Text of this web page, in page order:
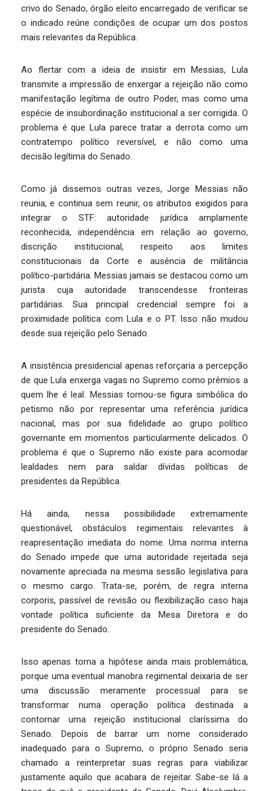
crivo do Senado, órgão eleito encarregado de verificar se
o indicado reúne condições de ocupar um dos postos
mais relevantes da República.
Ao flertar com a ideia de insistir em Messias, Lula
transmite a impressão de enxergar a rejeição não como
manifestação legítima de outro Poder, mas como uma
espécie de insubordinação institucional a ser corrigida. O
problema é que Lula parece tratar a derrota como um
contratempo político reversível, e não como uma
decisão legítima do Senado.
Como já dissemos outras vezes, Jorge Messias não
reunia, e continua sem reunir, os atributos exigidos para
integrar o STF: autoridade jurídica amplamente
reconhecida, independência em relação ao governo,
discrição institucional, respeito aos limites
constitucionais da Corte e ausência de militância
político-partidária. Messias jamais se destacou como um
jurista cuja autoridade transcendesse fronteiras
partidárias. Sua principal credencial sempre foi a
proximidade política com Lula e o PT. Isso não mudou
desde sua rejeição pelo Senado.
A insistência presidencial apenas reforçaria a percepção
de que Lula enxerga vagas no Supremo como prêmios a
quem lhe é leal. Messias tornou-se figura simbólica do
petismo não por representar uma referência jurídica
nacional, mas por sua fidelidade ao grupo político
governante em momentos particularmente delicados. O
problema é que o Supremo não existe para acomodar
lealdades nem para saldar dívidas políticas de
presidentes da República.
Há ainda, nessa possibilidade extremamente
questionável, obstáculos regimentais relevantes à
reapresentação imediata do nome. Uma norma interna
do Senado impede que uma autoridade rejeitada seja
novamente apreciada na mesma sessão legislativa para
o mesmo cargo. Trata-se, porém, de regra interna
corporis, passível de revisão ou flexibilização caso haja
vontade política suficiente da Mesa Diretora e do
presidente do Senado.
Isso apenas torna a hipótese ainda mais problemática,
porque uma eventual manobra regimental deixaria de ser
uma discussão meramente processual para se
transformar numa operação política destinada a
contornar uma rejeição institucional claríssima do
Senado. Depois de barrar um nome considerado
inadequado para o Supremo, o próprio Senado seria
chamado a reinterpretar suas regras para viabilizar
justamente aquilo que acabara de rejeitar. Sabe-se lá a